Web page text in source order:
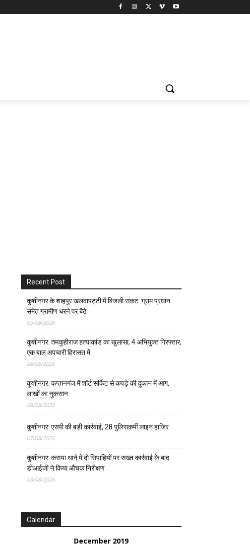
Recent Post
कुशीनगर के शाहपुर खलवापट्टी में बिजली संकट: ग्राम प्रधान
समेत ग्रामीण धरने पर बैठे
09/08/2026
कुशीनगर: तमकुहीराज हत्याकांड का खुलासा, 4 अभियुक्त गिरफ्तार,
एक बाल अपचारी हिरासत में
08/08/2026
कुशीनगर: कप्तानगंज में शॉर्ट सर्किट से कपड़े की दुकान में आग,
लाखों का नुकसान
08/08/2026
कुशीनगर: एसपी की बड़ी कार्रवाई, 28 पुलिसकर्मी लाइन हाजिर
07/08/2026
कुशीनगर: कसया थाने में दो सिपाहियों पर सख्त कार्रवाई के बाद
डीआईजी ने किया औचक निरीक्षण
05/08/2026
Calendar
December 2019